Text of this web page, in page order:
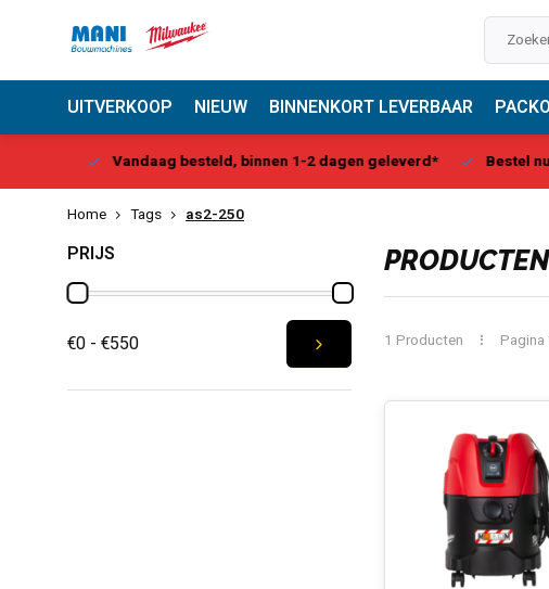
UITVERKOOP NIEUW BINNENKORT LEVERBAAR
Vandaag besteld, binnen 1-2 dagen geleverd* Bestel nu,
Home Tags as2-250
PRIJS
€0 - €550 1 Producten Pagina